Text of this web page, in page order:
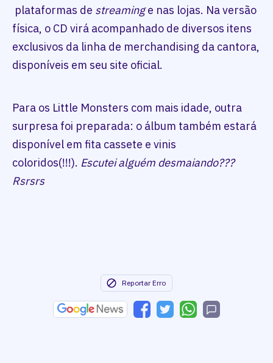
plataformas de streaminge nas lojas. Na versão
física, o CD virá acompanhado de diversos itens
exclusivos da linha de merchandising da cantora,
disponíveis em seu site oficial.
Para os Little Monsters com mais idade, outra
surpresa foi preparada: o álbum também estará
disponível em fita cassete e vinis
coloridos(!!!). Escutei alguém desmaiando???
Rsrsrs
Reportar Erro